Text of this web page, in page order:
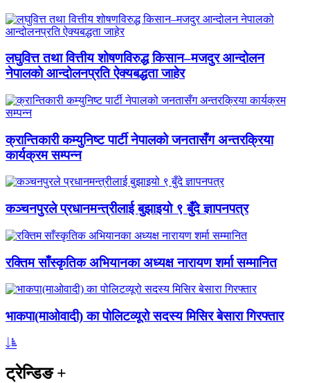
लघुवित्त तथा वित्तीय शोषणविरुद्ध किसान–मजदुर आन्दोलन
नेपालको आन्दोलनप्रति ऐक्यबद्धता जाहेर
क्रान्तिकारी कम्युनिष्ट पार्टी नेपालको जनतासँग अन्तरक्रिया
कार्यक्रम सम्पन्न
कञ्चनपुरले प्रधानमन्त्रीलाई बुझाइयो ९ बुँदे ज्ञापनपत्र
रक्तिम साँस्कृतिक अभियानका अध्यक्ष नारायण शर्मा सम्मानित
भाकपा(माओवादी) का पोलिटव्यूरो सदस्य मिसिर बेसारा गिरफ्तार
ट्रेन्डिङ+